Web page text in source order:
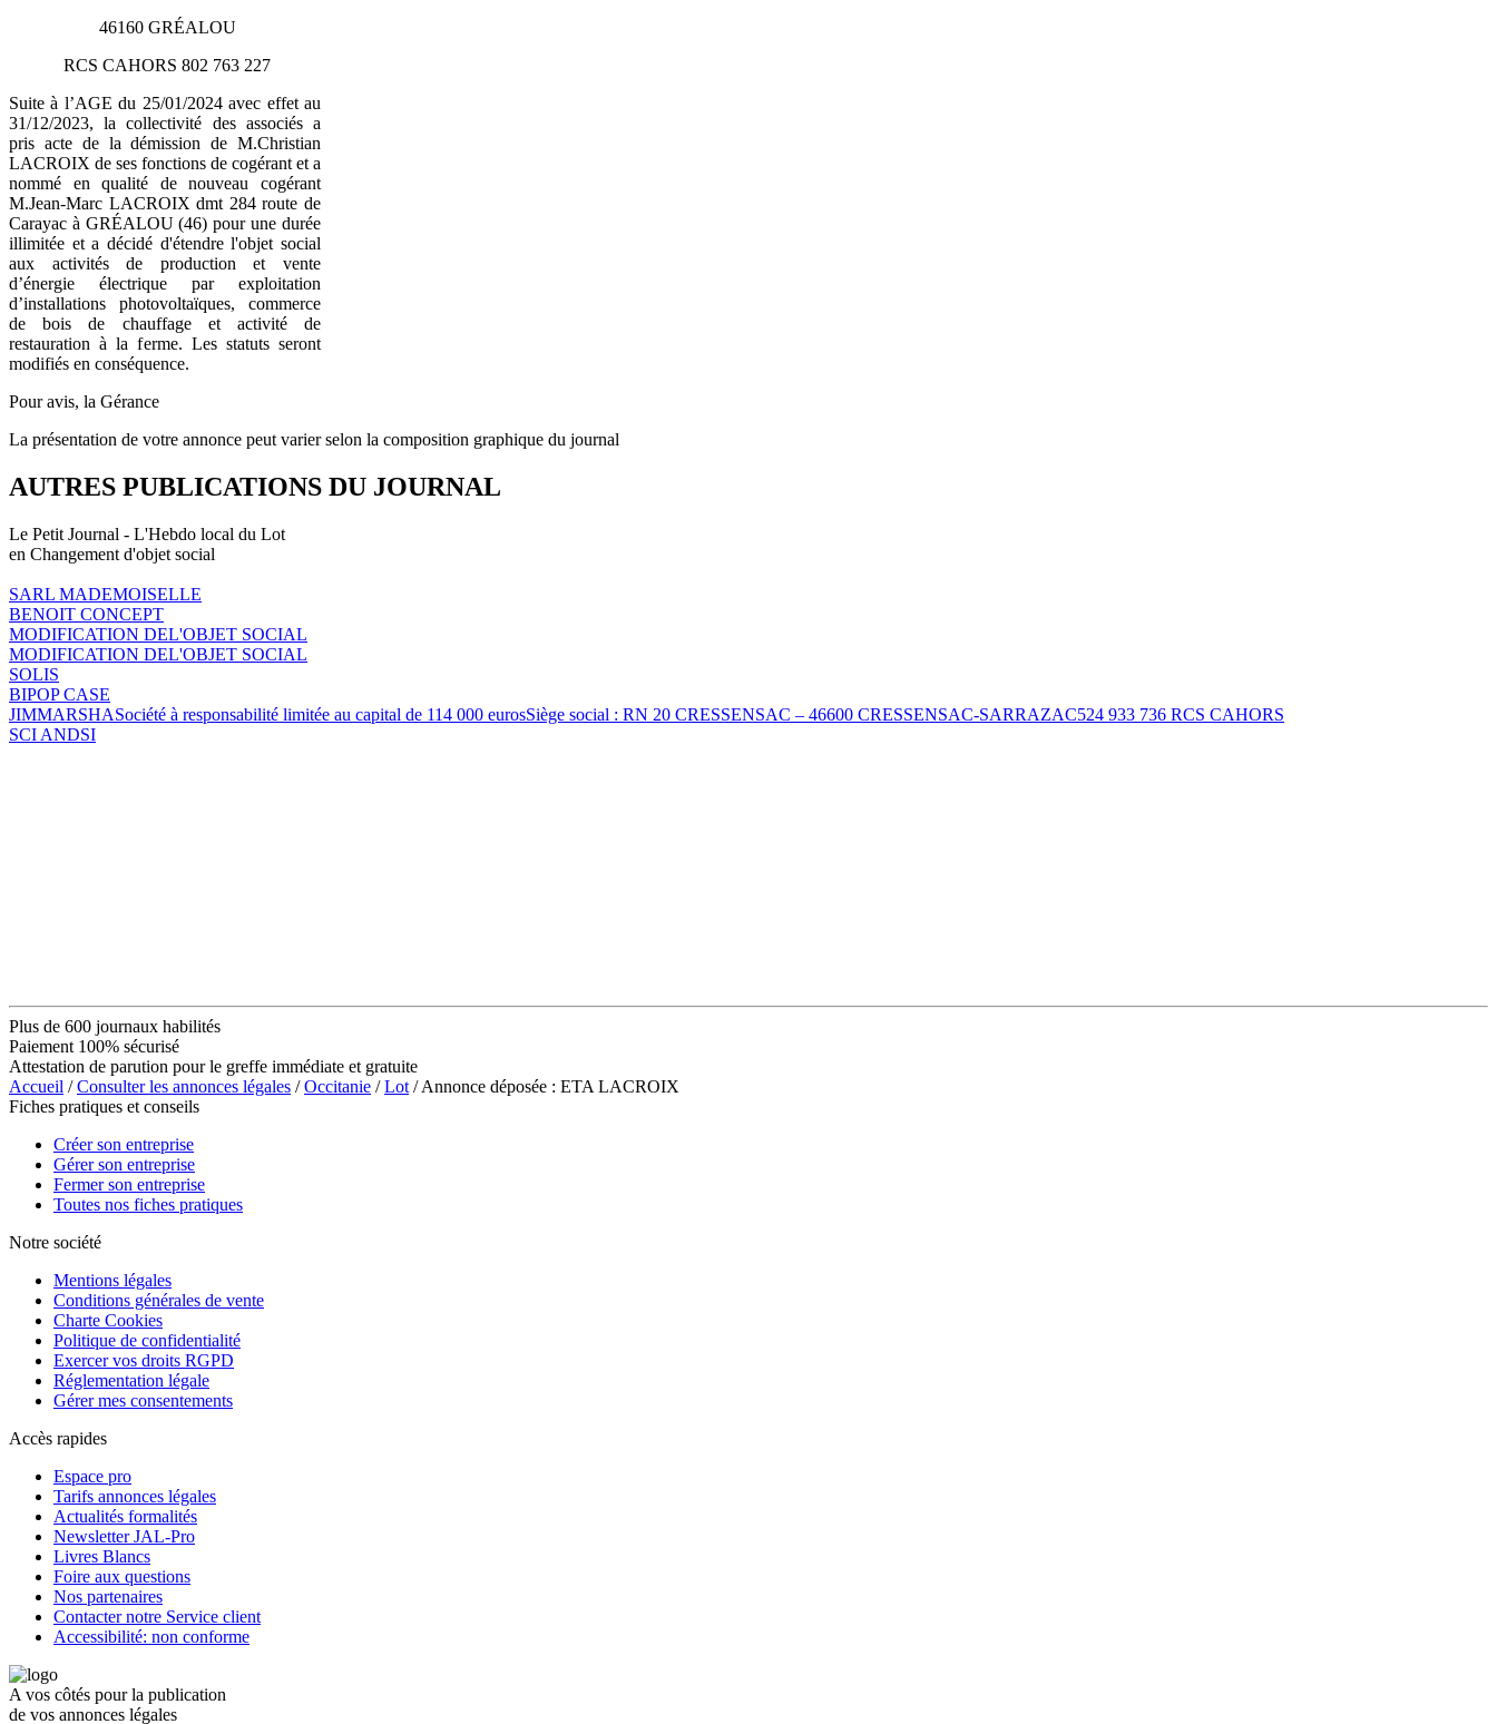
46160 GRÉALOU
RCS CAHORS 802 763 227
Suite à l’AGE du 25/01/2024 avec effet au
31/12/2023, la collectivité des associés a
pris acte de la démission de M.Christian
LACROIX de ses fonctions de cogérant et a
nommé en qualité de nouveau cogérant
M.Jean-Marc LACROIX dmt 284 route de
Carayac à GRÉALOU (46) pour une durée
illimitée et a décidé d'étendre l'objet social
aux activités de production et vente
d’énergie électrique par exploitation
d’installations photovoltaïques, commerce
de bois de chauffage et activité de
restauration à la ferme. Les statuts seront
modifiés en conséquence.
Pour avis, la Gérance
La présentation de votre annonce peut varier selon la composition graphique du journal
AUTRES PUBLICATIONS DU JOURNAL
Le Petit Journal - L'Hebdo local du Lot
en Changement d'objet social
SARL MADEMOISELLE
BENOIT CONCEPT
MODIFICATION DEL'OBJET SOCIAL
MODIFICATION DEL'OBJET SOCIAL
SOLIS
BIPOP CASE
JIMMARSHASociété à responsabilité limitée au capital de 114 000 eurosSiège social : RN 20 CRESSENSAC – 46600 CRESSENSAC-SARRAZAC524 933 736 RCS CAHORS
SCI ANDSI
Plus de 600 journaux habilités
Paiement 100% sécurisé
Attestation de parution pour le greffe immédiate et gratuite
Accueil /Consulter les annonces légales /Occitanie /Lot / Annonce déposée : ETA LACROIX
Fiches pratiques et conseils
Créer son entreprise
Gérer son entreprise
Fermer son entreprise
Toutes nos fiches pratiques
Notre société
Mentions légales
Conditions générales de vente
Charte Cookies
Politique de confidentialité
Exercer vos droits RGPD
Réglementation légale
Gérer mes consentements
Accès rapides
Espace pro
Tarifs annonces légales
Actualités formalités
Newsletter JAL-Pro
Livres Blancs
Foire aux questions
Nos partenaires
Contacter notre Service client
Accessibilité: non conforme
A vos côtés pour la publication
de vos annonces légales